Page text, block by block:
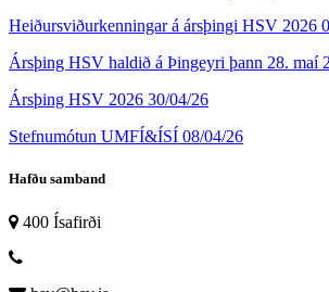
Heiðursviðurkenningar á ársþingi HSV 2026
Ársþing HSV haldið á Þingeyri þann 28. maí
Ársþing HSV 2026 30/04/26
Stefnumótun UMFÍ&ÍSÍ 08/04/26
Hafðu samband
400 Ísafirði